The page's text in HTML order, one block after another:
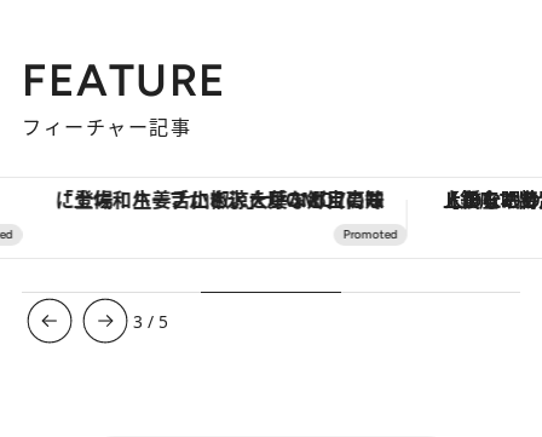
FEATURE
フィーチャー記事
「土佐和ハーブかき氷」がOMO7高知に登場！生姜、山椒、大葉など目にも舌にも涼を呼ぶ郷土の味 【銀座で出合う最旬美容】美髪ケアや上質
3 / 5